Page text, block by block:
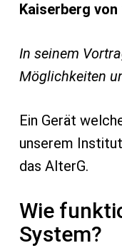
Kaiserberg von
In seinem
Möglichkeiten
Ein Gerät
unserem
das AlterG.
Wie
System?